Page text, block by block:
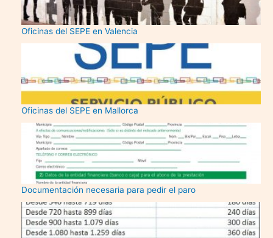
Oficinas del SEPE en Valencia
Oficinas del SEPE en Mallorca
Documentación necesaria para pedir el paro